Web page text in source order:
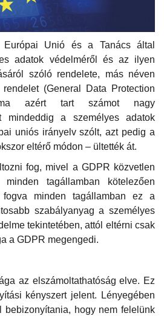
Unió és a Tanács által
adatok védelméről és az ilyen
szóló rendelete, más néven
(General Data Protection
azért tart számot nagy
mindeddig a személyes adatok
uniós irányelv szólt, azt pedig a
eltérő módon – ültették át.
fog, mivel a GDPR közvetlen
minden tagállamban kötelezően
fogva minden tagállamban ez a
szabályanyag a személyes
tekintetében, attól eltérni csak
a GDPR megengedi.
az elszámoltathatóság elve. Ez
kényszert jelent. Lényegében
bebizonyítania, hogy nem felelünk